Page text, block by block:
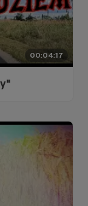
00:04:17